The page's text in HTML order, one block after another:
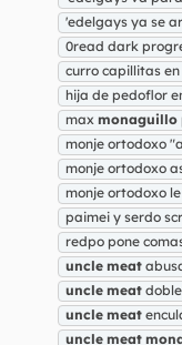
'edelgays ya se
0read dark
curro capillitas
hija de pedoflor
max monaguillo
monje ortodoxo
monje ortodoxo
monje ortodoxo
paimei y serdo
redpo pone
uncle meat
uncle meat
uncle meat
uncle meat